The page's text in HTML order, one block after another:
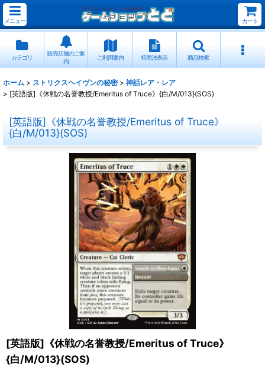
メニュー カート
カテゴリ
販売店舗のご案
内
ご利用案内 特商法表示 商品検索
ホーム > ストリクスヘイヴンの秘密 > 神話レア・レア
> [英語版]《休戦の名誉教授/Emeritus of Truce》{白/M/013}(SOS)
[英語版]《休戦の名誉教授/Emeritus of Truce》
{白/M/013}(SOS)
[英語版]《休戦の名誉教授/Emeritus of Truce》
{白/M/013}(SOS)